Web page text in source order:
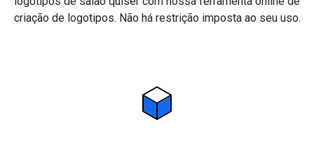
criação de logotipos. Não há restrição imposta ao seu uso.